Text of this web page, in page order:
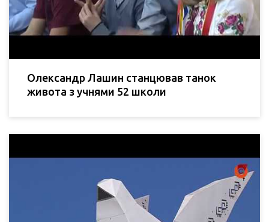
Олександр Лашин станцював танок
живота з учнями 52 школи